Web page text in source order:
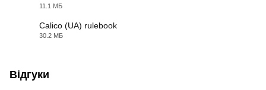
11.1 МБ
Calico (UA) rulebook
30.2 МБ
Відгуки